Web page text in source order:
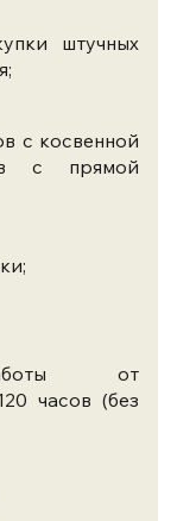
штучных
с косвенной
с прямой
от
часов (без